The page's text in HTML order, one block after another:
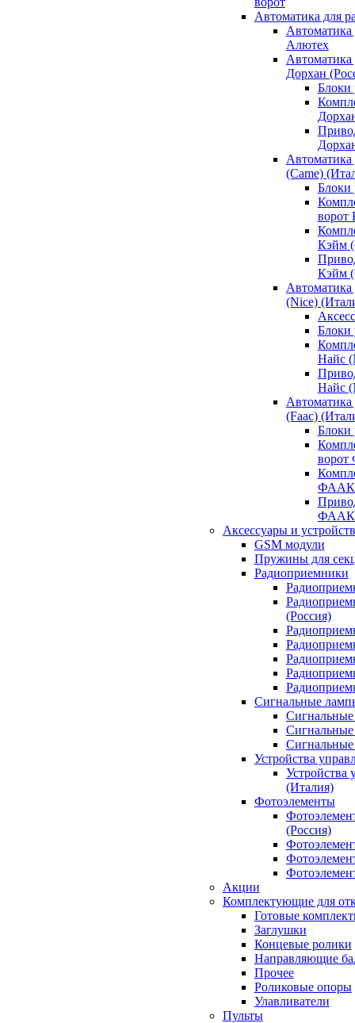
Автоматика для
Алютех
Дорхан
Блоки
(Came)
Блоки
ворот
Кэйм
Кэйм
(Nice)
Блоки
Найс
Найс
(Faac)
ФААК
ФААК
Аксессуары и
GSM модули
Пружины для
Радиоприемники
(Россия)
Сигнальные
Устройства
Устройства
(Италия)
Фотоэлементы
(Россия)
Акции
Комплектующие для
Готовые
Заглушки
Концевые ролики
Направляющие
Прочее
Роликовые опоры
Улавливатели
Пульты